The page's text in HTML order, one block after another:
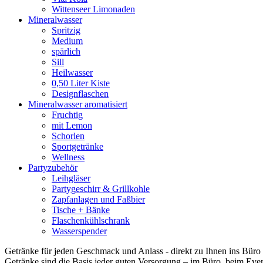
Wittenseer Limonaden
Mineralwasser
Spritzig
Medium
spärlich
Sill
Heilwasser
0,50 Liter Kiste
Designflaschen
Mineralwasser aromatisiert
Fruchtig
mit Lemon
Schorlen
Sportgetränke
Wellness
Partyzubehör
Leihgläser
Partygeschirr & Grillkohle
Zapfanlagen und Faßbier
Tische + Bänke
Flaschenkühlschrank
Wasserspender
Getränke für jeden Geschmack und Anlass - direkt zu Ihnen ins Büro